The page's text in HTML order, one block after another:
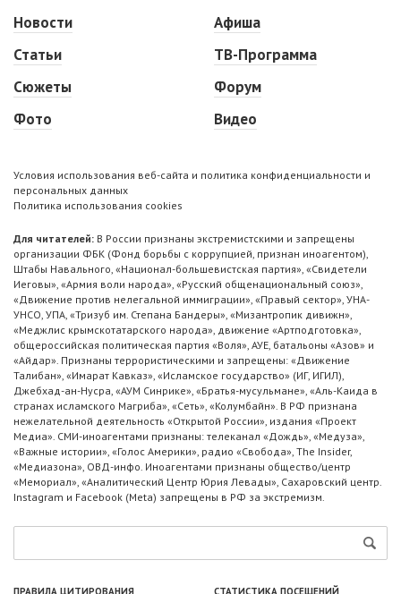
Новости
Статьи
Сюжеты
Фото
Афиша
ТВ-Программа
Форум
Видео
Условия использования веб-сайта и политика конфиденциальности и
персональных данных
Политика использования cookies
Для читателей: В России признаны экстремистскими и запрещены
организации ФБК (Фонд борьбы с коррупцией, признан иноагентом),
Штабы Навального, «Национал-большевистская партия», «Свидетели
Иеговы», «Армия воли народа», «Русский общенациональный союз»,
«Движение против нелегальной иммиграции», «Правый сектор», УНА-
УНСО, УПА, «Тризуб им. Степана Бандеры», «Мизантропик дивижн»,
«Меджлис крымскотатарского народа», движение «Артподготовка»,
общероссийская политическая партия «Воля», АУЕ, батальоны «Азов» и
«Айдар». Признаны террористическими и запрещены: «Движение
Талибан», «Имарат Кавказ», «Исламское государство» (ИГ, ИГИЛ),
Джебхад-ан-Нусра, «АУМ Синрике», «Братья-мусульмане», «Аль-Каида в
странах исламского Магриба», «Сеть», «Колумбайн». В РФ признана
нежелательной деятельность «Открытой России», издания «Проект
Медиа». СМИ-иноагентами признаны: телеканал «Дождь», «Медуза»,
«Важные истории», «Голос Америки», радио «Свобода», The Insider,
«Медиазона», ОВД-инфо. Иноагентами признаны общество/центр
«Мемориал», «Аналитический Центр Юрия Левады», Сахаровский центр.
Instagram и Facebook (Metа) запрещены в РФ за экстремизм.
ПРАВИЛА ЦИТИРОВАНИЯ СТАТИСТИКА ПОСЕЩЕНИЙ